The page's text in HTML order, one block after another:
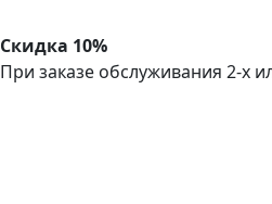
Скидка 10%
При заказе обслуживания 2-х